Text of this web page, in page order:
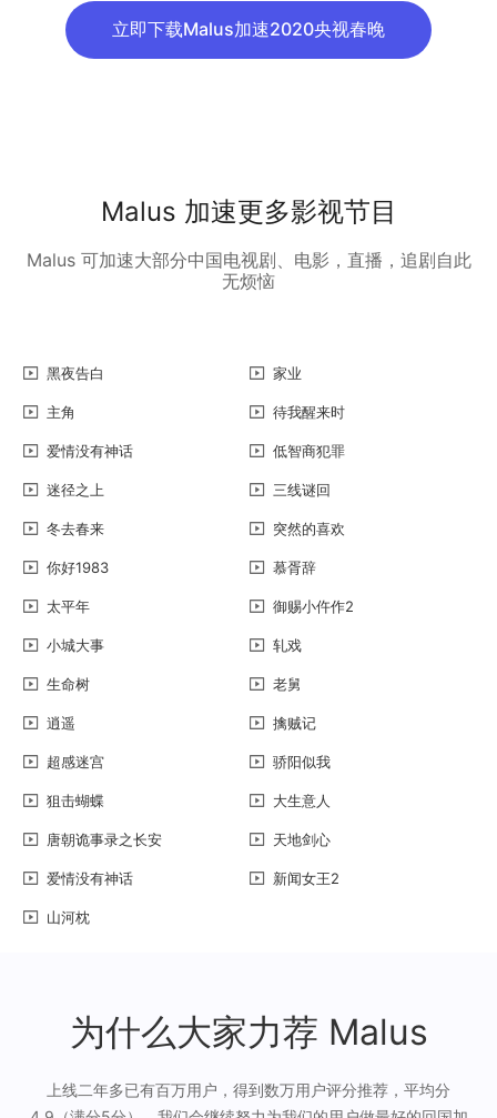
立即下载Malus加速2020央视春晚
Malus 加速更多影视节目
Malus 可加速大部分中国电视剧、电影，直播，追剧自此
无烦恼
黑夜告白 家业
主角 待我醒来时
爱情没有神话 低智商犯罪
迷径之上 三线谜回
冬去春来 突然的喜欢
你好1983 慕胥辞
太平年 御赐小仵作2
小城大事 轧戏
生命树 老舅
逍遥 擒贼记
超感迷宫 骄阳似我
狙击蝴蝶 大生意人
唐朝诡事录之长安 天地剑心
爱情没有神话 新闻女王2
山河枕
为什么大家力荐 Malus
上线二年多已有百万用户，得到数万用户评分推荐，平均分